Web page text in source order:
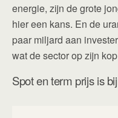
energie, zijn de grote
hier een kans. En de
paar miljard aan
wat de sector op zijn
Spot en term prijs is